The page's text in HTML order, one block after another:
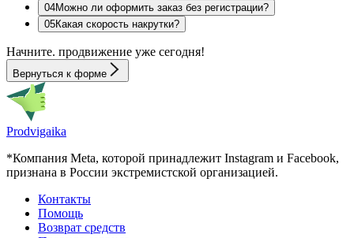
04Можно ли оформить заказ без регистрации?
05Какая скорость накрутки?
Начните. продвижение уже сегодня!
Вернуться к форме
Prodvigaika
*Компания Meta, которой принадлежит Instagram и Facebook,
признана в России экстремистской организацией.
Контакты
Помощь
Возврат средств